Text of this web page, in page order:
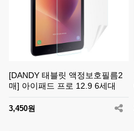
[DANDY 태블릿 액정보호필름2
매] 아이패드 프로 12.9 6세대
3,450원